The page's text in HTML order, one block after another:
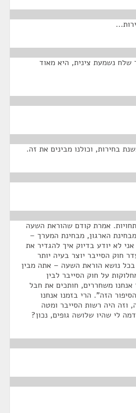
נשמעת צינית, היא מאוד
בחירות, וכולנו מבינים את זה.
אמרת קודם שהוראת השעה
הארגון, מבחינת המערך –
אני לא יודע בדיוק איך להגדיר את
חוק הסייבר יוצר בעיה יותר
בכל נושא הוראת השעה – אתה מבין
על חוק הסייבר לבין
אנחנו משחררים, חותכים את חבל
הזה". הרי בזמנו אנחנו
וזה היה רשות הסייבר ומטה
לי שהיו שלושה גופים, נכון?